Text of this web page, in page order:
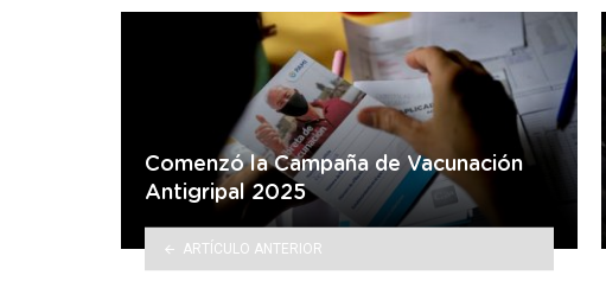
Comenzó la Campaña de Vacunación
Antigripal 2025
ARTÍCULO ANTERIOR